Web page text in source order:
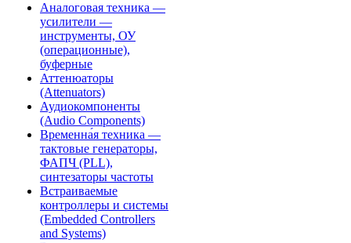
Аналоговая техника —
усилители —
инструменты, ОУ
(операционные),
буферные
Аттенюаторы
(Attenuators)
Аудиокомпоненты
(Audio Components)
Временна́я техника —
тактовые генераторы,
ФАПЧ (PLL),
синтезаторы частоты
Встраиваемые
контроллеры и системы
(Embedded Controllers
and Systems)